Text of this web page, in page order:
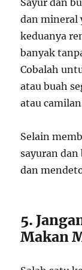
Sayur dan
dan mineral
keduanya
banyak
Cobalah
atau buah
atau
Selain
sayuran
dan
5.
Makan